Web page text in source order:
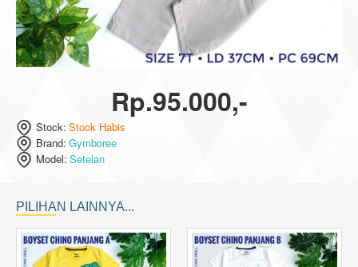
Stock: Stock Habis
Brand: Gymboree
Model: Setelan
Rp.95.000,-
PILIHAN LAINNYA...